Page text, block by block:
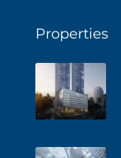
Properties